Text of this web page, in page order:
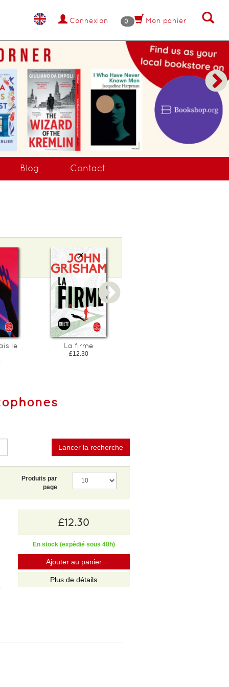
Connexion 0 Mon panier
!
Blog Contact
le
La firme
£12.30
Lancer la recherche
Produits par
page
£12.30
En stock (expédié sous 48h)
Ajouter au panier
Plus de détails